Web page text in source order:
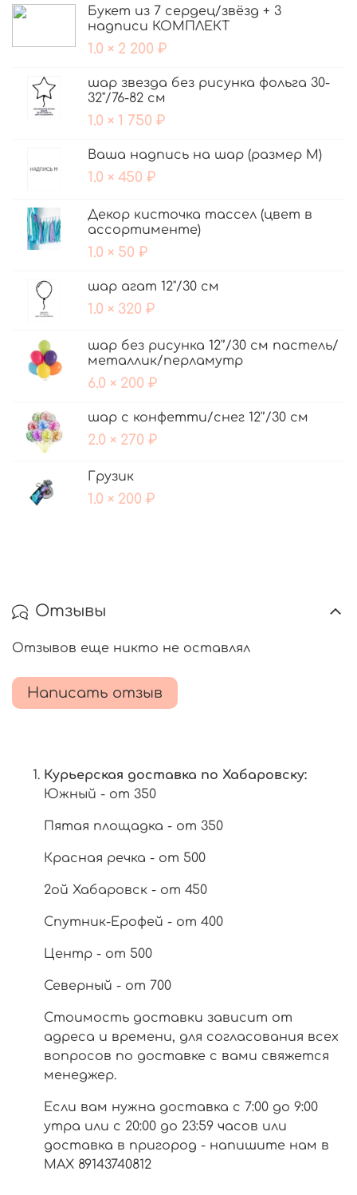
Букет из 7 сердец/звёзд + 3
надписи КОМПЛЕКТ
1.0 × 2 200 ₽
шар звезда без рисунка фольга 30-
32"/76-82 см
1.0 × 1 750 ₽
Ваша надпись на шар (размер М)
1.0 × 450 ₽
Декор кисточка тассел (цвет в
ассортименте)
1.0 × 50 ₽
шар агат 12"/30 см
1.0 × 320 ₽
шар без рисунка 12'’/30 см пастель/
металлик/перламутр
6.0 × 200 ₽
шар с конфетти/снег 12'’/30 см
2.0 × 270 ₽
Грузик
1.0 × 200 ₽
Отзывы
Отзывов еще никто не оставлял
Написать отзыв
Курьерская доставка по Хабаровску:
Южный - от 350
Пятая площадка - от 350
Красная речка - от 500
2ой Хабаровск - от 450
Спутник-Ерофей - от 400
Центр - от 500
Северный - от 700
Стоимость доставки зависит от
адреса и времени, для согласования всех
вопросов по доставке с вами свяжется
менеджер.
Если вам нужна доставка с 7:00 до 9:00
утра или с 20:00 до 23:59 часов или
доставка в пригород - напишите нам в
МАХ 89143740812